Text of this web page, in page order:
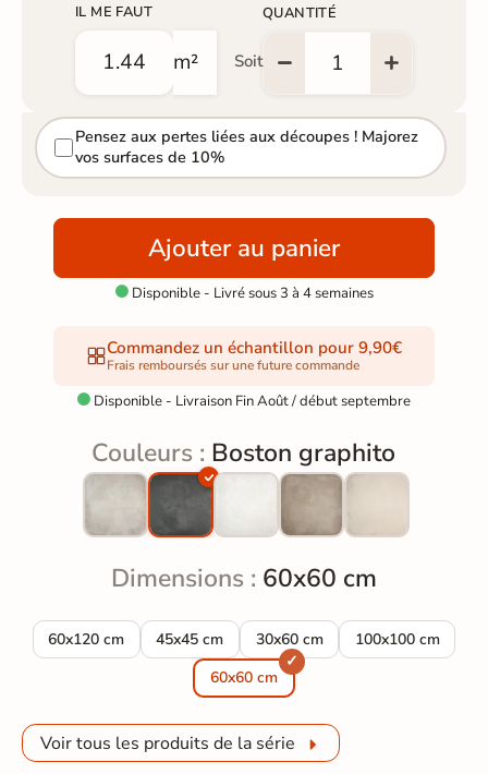
IL ME FAUT
m² Soit
QUANTITÉ
Pensez aux pertes liées aux découpes ! Majorez
vos surfaces de 10%
Ajouter au panier
Disponible - Livré sous 3 à 4 semaines
Commandez un échantillon pour 9,90€
Frais remboursés sur une future commande
 Disponible - Livraison Fin Août / début septembre
Couleurs : Boston graphito
Dimensions : 60x60 cm
60x120 cm
Carrelage sol extérieur moderne Boston graphito R10 60x120
45x45 cm
Carrelage sol extérieur moderne Boston
30x60 cm
Carrelage sol extérieur
100x100 cm
Carrelage sol
60x60 cm
Voir tous les produits de la série